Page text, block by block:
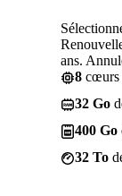
ans.
8 cœurs
32 Go
400 Go
32 To